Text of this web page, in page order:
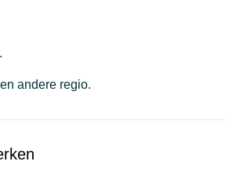
andere regio.